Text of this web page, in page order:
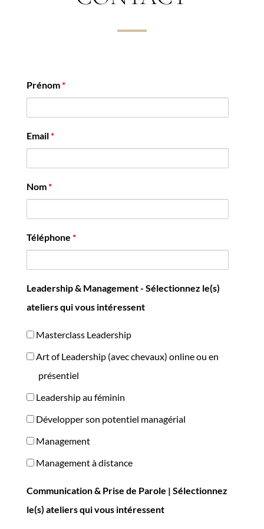
Prénom*
Email*
Nom*
Téléphone *
Leadership & Management - Sélectionnez le(s)
ateliers qui vous intéressent
Masterclass Leadership
Art of Leadership (avec chevaux) online ou en
présentiel
Leadership au féminin
Développer son potentiel managérial
Management
Management à distance
Communication & Prise de Parole | Sélectionnez
le(s) ateliers qui vous intéressent